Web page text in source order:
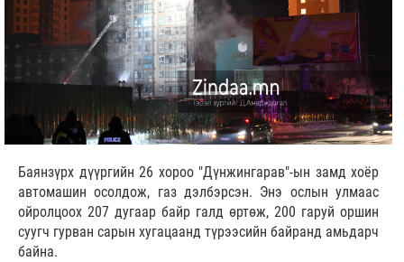
Баянзүрх дүүргийн 26 хороо "Дүнжингарав"-ын замд хоёр
автомашин осолдож, газ дэлбэрсэн. Энэ ослын улмаас
ойролцоох 207 дугаар байр галд өртөж, 200 гаруй оршин
суугч гурван сарын хугацаанд түрээсийн байранд амьдарч
байна.